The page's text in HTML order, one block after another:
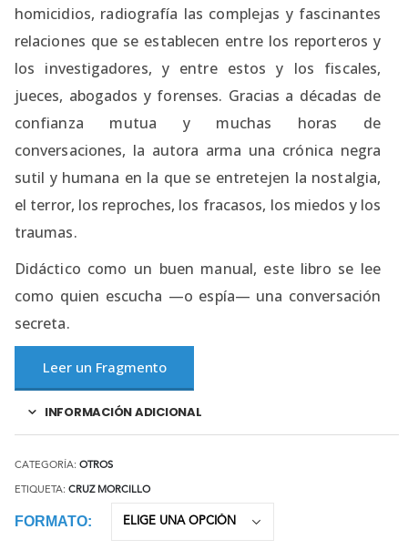
homicidios, radiografía las complejas y fascinantes
relaciones que se establecen entre los reporteros y
los investigadores, y entre estos y los fiscales,
jueces, abogados y forenses. Gracias a décadas de
confianza mutua y muchas horas de
conversaciones, la autora arma una crónica negra
sutil y humana en la que se entretejen la nostalgia,
el terror, los reproches, los fracasos, los miedos y los
traumas.
Didáctico como un buen manual, este libro se lee
como quien escucha —o espía— una conversación
secreta.
Leer un Fragmento
INFORMACIÓN ADICIONAL
CATEGORÍA: OTROS
ETIQUETA: CRUZ MORCILLO
FORMATO